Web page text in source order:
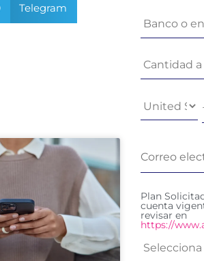
Telegram
Plan
cuenta
revisar en
https://